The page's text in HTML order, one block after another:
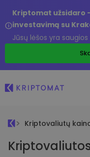
Kriptomat užsidaro
investavimą su
Jūsų lėšos yra
Kriptovaliutų